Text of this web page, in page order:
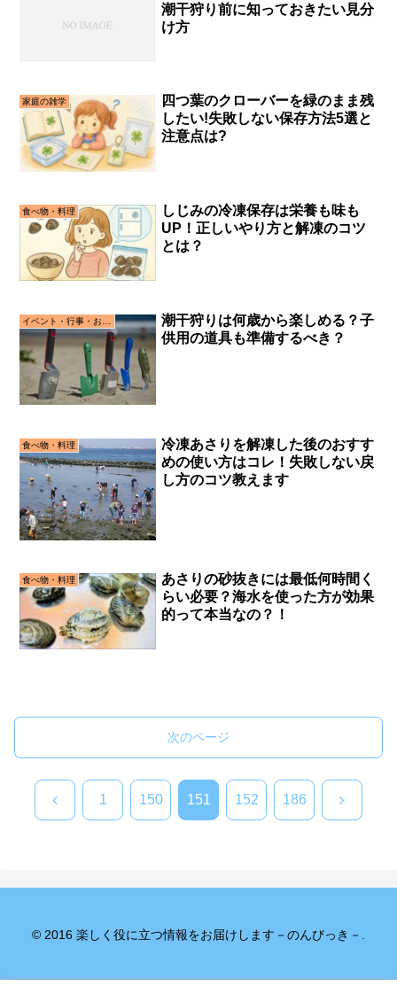
潮干狩り前に知っておきたい見分
け方
家庭の雑学
四つ葉のクローバーを緑のまま残
したい!失敗しない保存方法5選と
注意点は?
食べ物・料理
しじみの冷凍保存は栄養も味も
UP！正しいやり方と解凍のコツ
とは？
潮干狩りは何歳から楽しめる？子
供用の道具も準備するべき？
食べ物・料理
冷凍あさりを解凍した後のおすす
めの使い方はコレ！失敗しない戻
し方のコツ教えます
食べ物・料理
あさりの砂抜きには最低何時間く
らい必要？海水を使った方が効果
的って本当なの？！
次のページ
前 1 150 151 152 186 次
© 2016 楽しく役に立つ情報をお届けします－のんびっき－.